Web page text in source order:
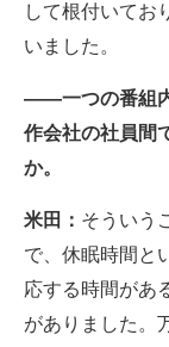
して根付いてお
いました。
――一つの番組
作会社の社員間
か。
米田： そういう
で、休眠時間と
応する時間があ
がありました。